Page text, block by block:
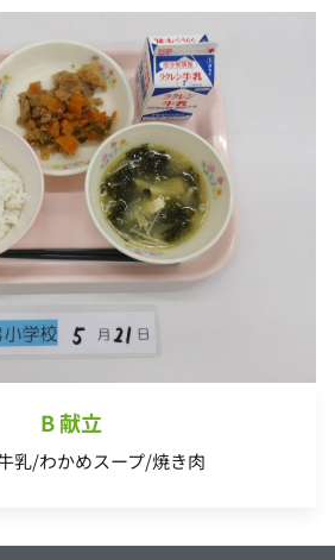
B 献立
乳/わかめスープ/焼き肉